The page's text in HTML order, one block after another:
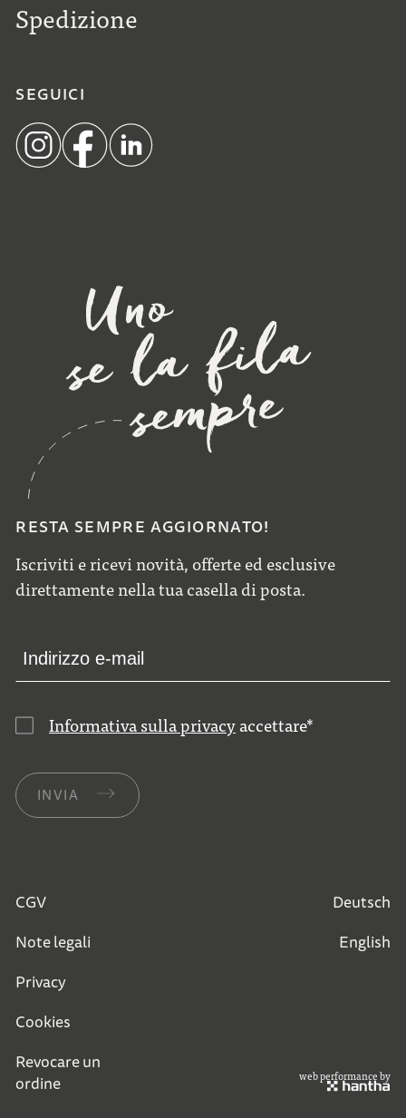
RESTA SEMPRE AGGIORNATO!
Iscriviti e ricevi novità, offerte ed esclusive
direttamente nella tua casella di posta.
Informativa sulla privacy accettare*
INVIA
Spedizione
SEGUICI
CGV
Note legali
Privacy
Cookies
Revocare un
ordine
Deutsch
English
web performance by